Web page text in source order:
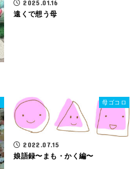
2025.01.16
遠くで想う母
母ゴコロ
2022.07.15
娘語録〜まも・かく編〜